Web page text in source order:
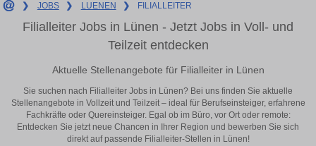
❯ JOBS ❯ LUENEN ❯ FILIALLEITER
Filialleiter Jobs in Lünen - Jetzt Jobs in Voll- und
Teilzeit entdecken
Aktuelle Stellenangebote für Filialleiter in Lünen
Sie suchen nach Filialleiter Jobs in Lünen? Bei uns finden Sie aktuelle
Stellenangebote in Vollzeit und Teilzeit – ideal für Berufseinsteiger, erfahrene
Fachkräfte oder Quereinsteiger. Egal ob im Büro, vor Ort oder remote:
Entdecken Sie jetzt neue Chancen in Ihrer Region und bewerben Sie sich
direkt auf passende Filialleiter-Stellen in Lünen!